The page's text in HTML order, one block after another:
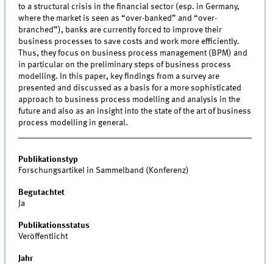
to a structural crisis in the financial sector (esp. in Germany,
where the market is seen as “over-banked” and “over-
branched”), banks are currently forced to improve their
business processes to save costs and work more efficiently.
Thus, they focus on business process management (BPM) and
in particular on the preliminary steps of business process
modelling. In this paper, key findings from a survey are
presented and discussed as a basis for a more sophisticated
approach to business process modelling and analysis in the
future and also as an insight into the state of the art of business
process modelling in general.
Publikationstyp
Forschungsartikel in Sammelband (Konferenz)
Begutachtet
Ja
Publikationsstatus
Veröffentlicht
Jahr